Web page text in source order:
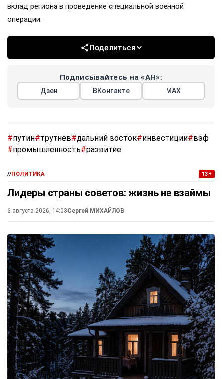
вклад региона в проведение специальной военной
операции.
Поделиться
Подписывайтесь на «АН»:
Дзен ВКонтакте МАХ
#путин#трутнев#дальний восток#инвестиции#вэф
#промышленность#развитие
//ПОЛИТИКА 13+
Лидеры страны советов: жизнь не взаймы
6 августа 2026, 14:03Сергей МИХАЙЛОВ